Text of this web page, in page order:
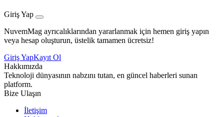
Giriş Yap
NuvemMag ayrıcalıklarından yararlanmak için hemen giriş yapın
veya hesap oluşturun, üstelik tamamen ücretsiz!
Giriş YapKayıt Ol
Hakkımızda
Teknoloji dünyasının nabzını tutan, en güncel haberleri sunan
platform.
Bize Ulaşın
İletişim